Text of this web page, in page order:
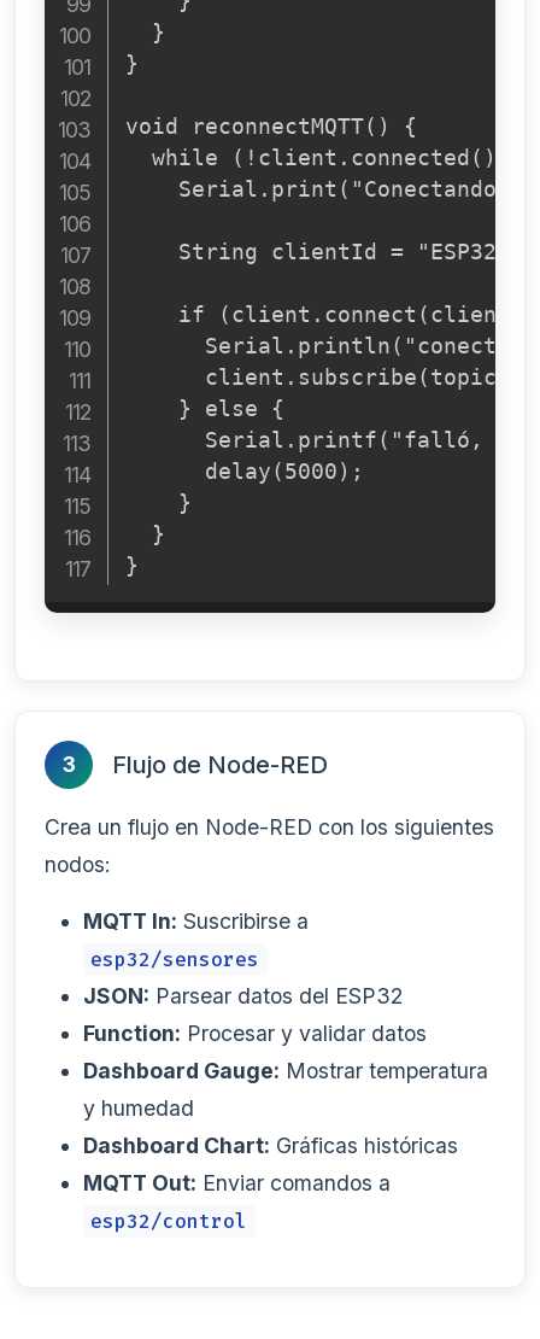
  }
}
void reconnectMQTT() {
  while (!client.connected()) {
Serial.print("Conectando a
String clientId =
if
    } else {
Serial.printf("falló,
      delay(5000);
    }
  }
}
3 Flujo de Node-RED
Crea un flujo en Node-RED con los siguientes
nodos:
MQTT In: Suscribirse a
esp32/sensores
JSON: Parsear datos del ESP32
Function: Procesar y validar datos
Dashboard Gauge: Mostrar temperatura
y humedad
Dashboard Chart: Gráficas históricas
MQTT Out: Enviar comandos a
esp32/control